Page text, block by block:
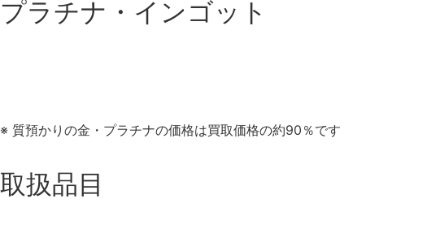
プラチナ・インゴット
※ 質預かりの金・プラチナの価格は買取価格の約90％です
取扱品目